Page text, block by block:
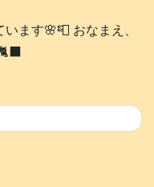
ます🌸📮 おなまえ、